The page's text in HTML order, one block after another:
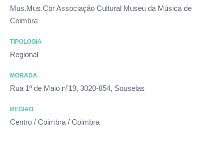
Mus.Mus.Cbr Associação Cultural Museu da Música de
Coimbra
TIPOLOGIA
Regional
MORADA
Rua 1º de Maio nº19, 3020-854, Souselas
REGIAO
Centro / Coimbra / Coimbra